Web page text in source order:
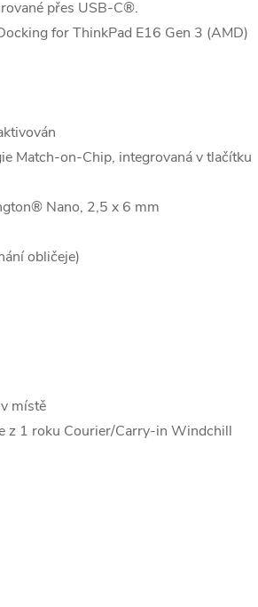
přes USB-C®.
for ThinkPad E16 Gen 3 (AMD)
Match-on-Chip, integrovaná v tlačítku
Nano, 2,5 x 6 mm
obličeje)
místě
z 1 roku Courier/Carry-in Windchill